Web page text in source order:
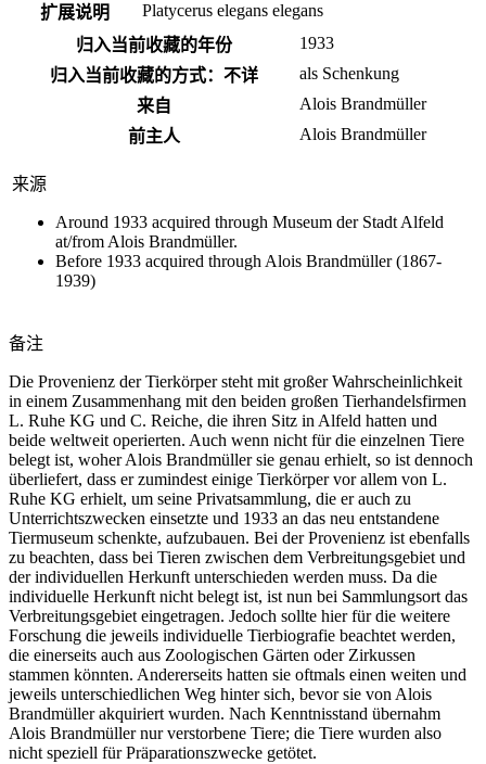
扩展说明
Platycerus elegans elegans
归入当前收藏的年份
1933
归入当前收藏的方式：不详
als Schenkung
来自
Alois Brandmüller
前主人
Alois Brandmüller
来源
Around 1933 acquired through Museum der Stadt Alfeld
at/from Alois Brandmüller.
Before 1933 acquired through Alois Brandmüller (1867-
1939)
备注
Die Provenienz der Tierkörper steht mit großer Wahrscheinlichkeit
in einem Zusammenhang mit den beiden großen Tierhandelsfirmen
L. Ruhe KG und C. Reiche, die ihren Sitz in Alfeld hatten und
beide weltweit operierten. Auch wenn nicht für die einzelnen Tiere
belegt ist, woher Alois Brandmüller sie genau erhielt, so ist dennoch
überliefert, dass er zumindest einige Tierkörper vor allem von L.
Ruhe KG erhielt, um seine Privatsammlung, die er auch zu
Unterrichtszwecken einsetzte und 1933 an das neu entstandene
Tiermuseum schenkte, aufzubauen. Bei der Provenienz ist ebenfalls
zu beachten, dass bei Tieren zwischen dem Verbreitungsgebiet und
der individuellen Herkunft unterschieden werden muss. Da die
individuelle Herkunft nicht belegt ist, ist nun bei Sammlungsort das
Verbreitungsgebiet eingetragen. Jedoch sollte hier für die weitere
Forschung die jeweils individuelle Tierbiografie beachtet werden,
die einerseits auch aus Zoologischen Gärten oder Zirkussen
stammen könnten. Andererseits hatten sie oftmals einen weiten und
jeweils unterschiedlichen Weg hinter sich, bevor sie von Alois
Brandmüller akquiriert wurden. Nach Kenntnisstand übernahm
Alois Brandmüller nur verstorbene Tiere; die Tiere wurden also
nicht speziell für Präparationszwecke getötet.